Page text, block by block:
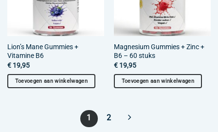
Lion’s Mane Gummies +
Vitamine B6
€19,95
Toevoegen aan winkelwagen
Magnesium Gummies + Zinc +
B6 – 60 stuks
€19,95
Toevoegen aan winkelwagen
1 2